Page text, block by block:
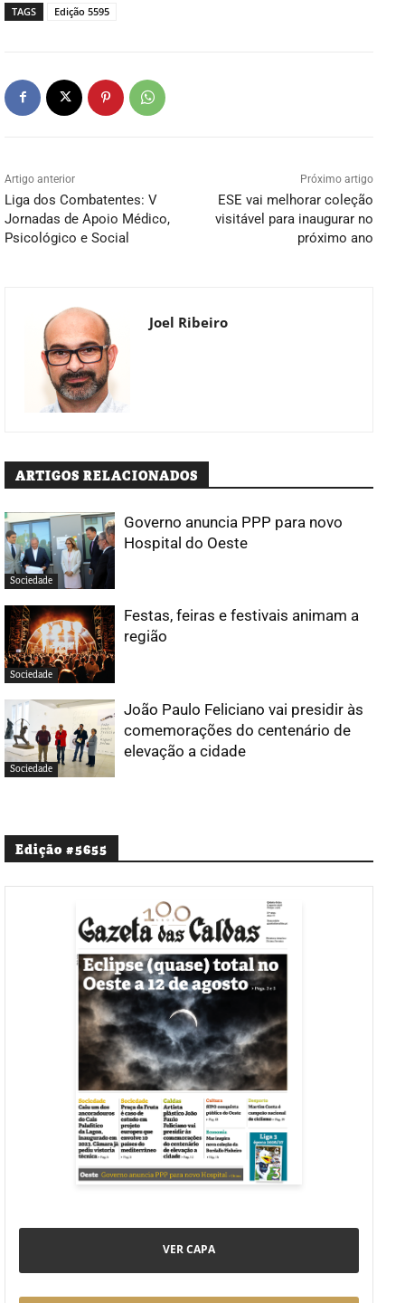
TAGS Edição 5595
Artigo anterior
Liga dos Combatentes: V
Jornadas de Apoio Médico,
Psicológico e Social
Próximo artigo
ESE vai melhorar coleção
visitável para inaugurar no
próximo ano
Joel Ribeiro
ARTIGOS RELACIONADOS
Sociedade
Governo anuncia PPP para novo
Hospital do Oeste
Sociedade
Festas, feiras e festivais animam a
região
Sociedade
João Paulo Feliciano vai presidir às
comemorações do centenário de
elevação a cidade
Edição #5655
VER CAPA